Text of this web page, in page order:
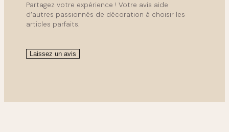
Partagez votre expérience ! Votre avis aide
d’autres passionnés de décoration à choisir les
articles parfaits.
Laissez un avis